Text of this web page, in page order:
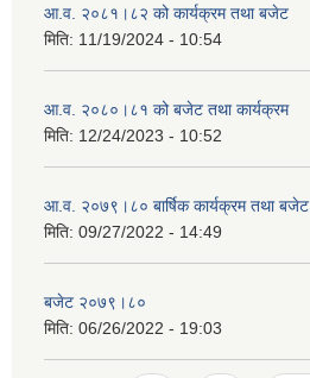
आ.व. २०८१।८२ को कार्यक्रम तथा बजेट
मिति: 11/19/2024 - 10:54
आ.व. २०८०।८१ को बजेट तथा कार्यक्रम
मिति: 12/24/2023 - 10:52
आ.व. २०७९।८० बार्षिक कार्यक्रम तथा बजेट
मिति: 09/27/2022 - 14:49
बजेट २०७९।८०
मिति: 06/26/2022 - 19:03